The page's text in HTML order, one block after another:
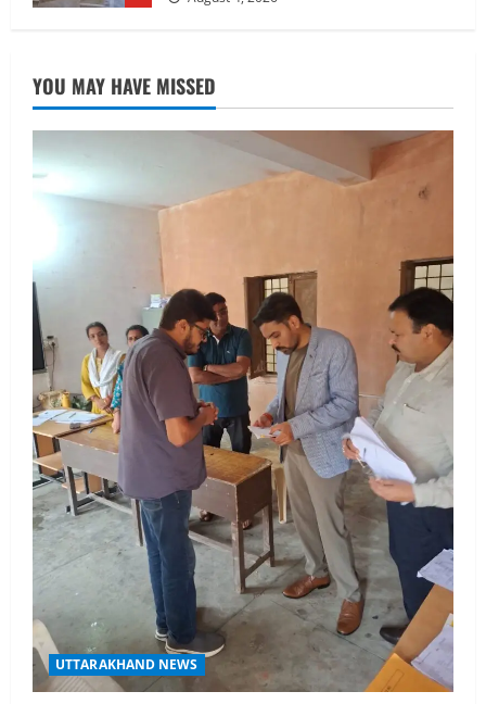
2
तीलू रौतेली पुरस्कार के लिए 13 वीरांगनाओं का
चयन : रेखा आर्या
August 6, 2026
UTTARAKHAND NEWS
मिस उत्तराखंड 2026 के सब-कॉन्टेस्ट ‘मिस
August 5, 2026
4
UTTARAKHAND NEWS
एमआईटी वर्ल्ड पीस यूनिवर्सिटी और जर्मनी के
बीएसबीआई के बीच समझौता; भारतीय छात्रों
को मिलेंगे वैश्विक अवसर
August 5, 2026
STATES NEWS
महाराज की राजस्थान के मुख्यमंत्री से
शिष्टाचार भेंट पर्यटन और सांस्कृतिक
गतिविधियों के विस्तार पर हुई चर्चा
August 4, 2026
YOU MAY HAVE MISSED
UTTARAKHAND NEWS